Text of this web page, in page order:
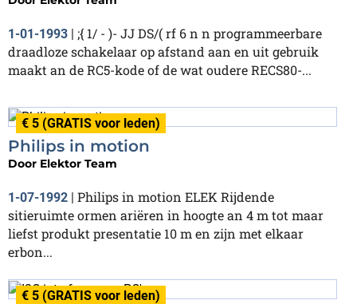
1-01-1993 | ;{ 1/ - )- JJ DS/( rf 6 n n programmeerbare
draadloze schakelaar op afstand aan en uit gebruik
maakt an de RC5-kode of de wat oudere RECS80-...
€ 5 (GRATIS voor leden)
Philips in motion
Door Elektor Team
1-07-1992 | Philips in motion ELEK Rijdende
sitieruimte ormen ariëren in hoogte an 4 m tot maar
liefst produkt presentatie 10 m en zijn met elkaar
erbon...
€ 5 (GRATIS voor leden)